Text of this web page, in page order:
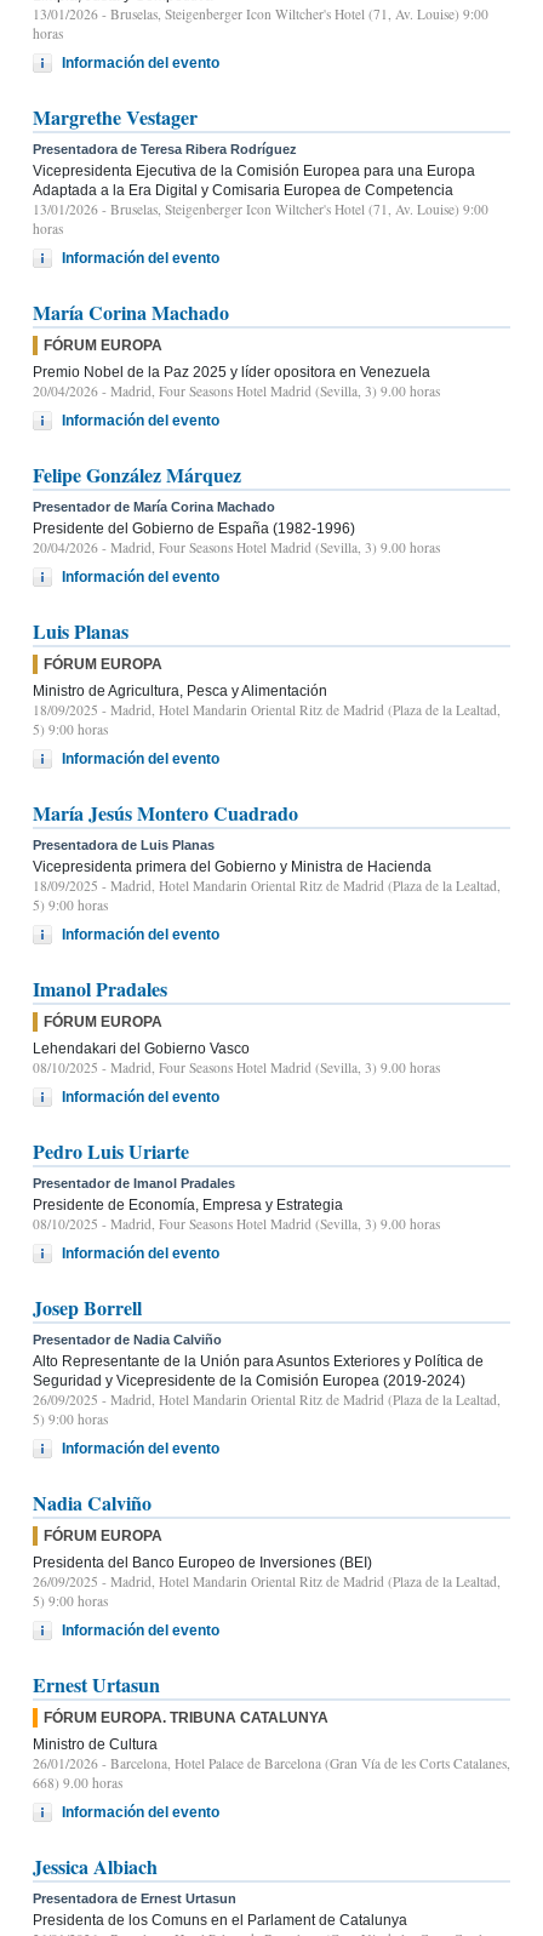
13/01/2026 - Bruselas, Steigenberger Icon Wiltcher's Hotel (71, Av. Louise) 9:00
horas
Información del evento
Margrethe Vestager
Presentadora de Teresa Ribera Rodríguez
Vicepresidenta Ejecutiva de la Comisión Europea para una Europa
Adaptada a la Era Digital y Comisaria Europea de Competencia
13/01/2026 - Bruselas, Steigenberger Icon Wiltcher's Hotel (71, Av. Louise) 9:00
horas
Información del evento
María Corina Machado
FÓRUM EUROPA
Premio Nobel de la Paz 2025 y líder opositora en Venezuela
20/04/2026 - Madrid, Four Seasons Hotel Madrid (Sevilla, 3) 9.00 horas
Información del evento
Felipe González Márquez
Presentador de María Corina Machado
Presidente del Gobierno de España (1982-1996)
20/04/2026 - Madrid, Four Seasons Hotel Madrid (Sevilla, 3) 9.00 horas
Información del evento
Luis Planas
FÓRUM EUROPA
Ministro de Agricultura, Pesca y Alimentación
18/09/2025 - Madrid, Hotel Mandarin Oriental Ritz de Madrid (Plaza de la Lealtad,
5) 9:00 horas
Información del evento
María Jesús Montero Cuadrado
Presentadora de Luis Planas
Vicepresidenta primera del Gobierno y Ministra de Hacienda
18/09/2025 - Madrid, Hotel Mandarin Oriental Ritz de Madrid (Plaza de la Lealtad,
5) 9:00 horas
Información del evento
Imanol Pradales
FÓRUM EUROPA
Lehendakari del Gobierno Vasco
08/10/2025 - Madrid, Four Seasons Hotel Madrid (Sevilla, 3) 9.00 horas
Información del evento
Pedro Luis Uriarte
Presentador de Imanol Pradales
Presidente de Economía, Empresa y Estrategia
08/10/2025 - Madrid, Four Seasons Hotel Madrid (Sevilla, 3) 9.00 horas
Información del evento
Josep Borrell
Presentador de Nadia Calviño
Alto Representante de la Unión para Asuntos Exteriores y Política de
Seguridad y Vicepresidente de la Comisión Europea (2019-2024)
26/09/2025 - Madrid, Hotel Mandarin Oriental Ritz de Madrid (Plaza de la Lealtad,
5) 9:00 horas
Información del evento
Nadia Calviño
FÓRUM EUROPA
Presidenta del Banco Europeo de Inversiones (BEI)
26/09/2025 - Madrid, Hotel Mandarin Oriental Ritz de Madrid (Plaza de la Lealtad,
5) 9:00 horas
Información del evento
Ernest Urtasun
FÓRUM EUROPA. TRIBUNA CATALUNYA
Ministro de Cultura
26/01/2026 - Barcelona, Hotel Palace de Barcelona (Gran Vía de les Corts Catalanes,
668) 9.00 horas
Información del evento
Jessica Albiach
Presentadora de Ernest Urtasun
Presidenta de los Comuns en el Parlament de Catalunya